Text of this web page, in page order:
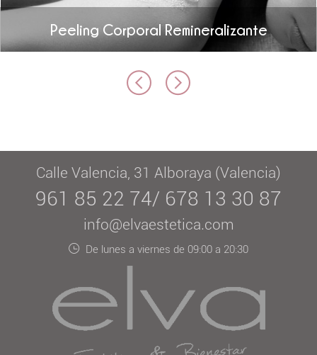
Peeling Corporal Remineralizante
Calle Valencia, 31 Alboraya (Valencia)
961 85 22 74/ 678 13 30 87
info@elvaestetica.com
De lunes a viernes de 09:00 a 20:30